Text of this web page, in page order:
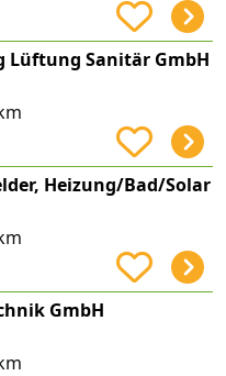
Lüftung Sanitär GmbH
Heizung/Bad/Solar
GmbH